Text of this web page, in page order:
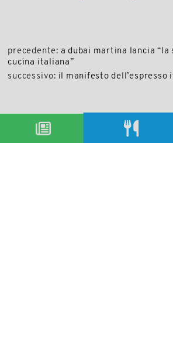
precedente: a dubai martina lancia
cucina italiana”
successivo: il manifesto dell’espresso